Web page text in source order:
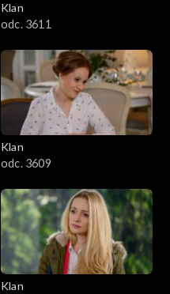
Klan
odc. 3611
Klan
odc. 3609
Klan